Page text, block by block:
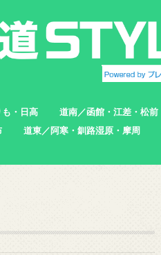
・日高 道南／函館・江差・松前
函館市
北斗市
七飯町
松前町
江差町
上ノ国町
道東／阿寒・釧路湿原・摩周